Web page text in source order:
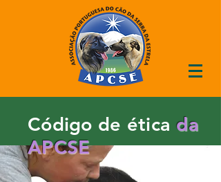
Código de éticada
APCSE